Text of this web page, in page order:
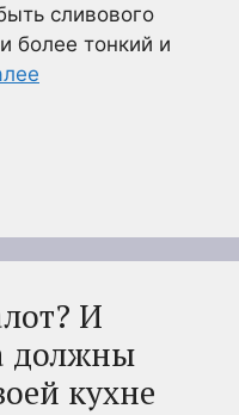
сливового
более тонкий и
И
должны
кухне